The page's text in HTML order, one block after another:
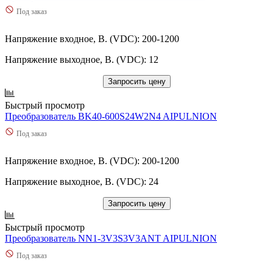
Под заказ
Напряжение входное, В. (VDC): 200-1200
Напряжение выходное, В. (VDC): 12
Запросить цену
Быстрый просмотр
Преобразователь BK40-600S24W2N4 AIPULNION
Под заказ
Напряжение входное, В. (VDC): 200-1200
Напряжение выходное, В. (VDC): 24
Запросить цену
Быстрый просмотр
Преобразователь NN1-3V3S3V3ANT AIPULNION
Под заказ